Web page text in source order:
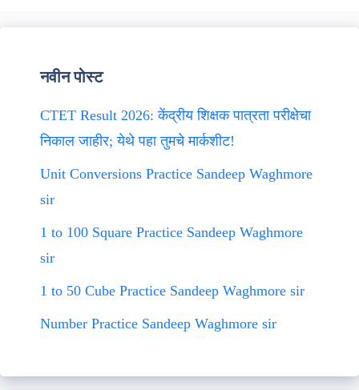
नवीन पोस्ट
CTET Result 2026: केंद्रीय शिक्षक पात्रता परीक्षेचा
निकाल जाहीर; येथे पहा तुमचे मार्कशीट!
Unit Conversions Practice Sandeep Waghmore
sir
1 to 100 Square Practice Sandeep Waghmore
sir
1 to 50 Cube Practice Sandeep Waghmore sir
Number Practice Sandeep Waghmore sir